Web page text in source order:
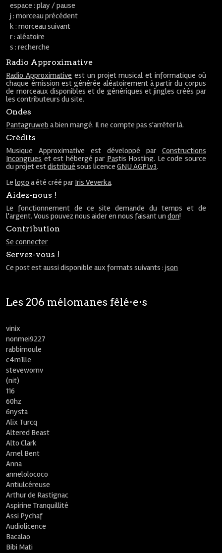
espace : play / pause
j : morceau précédent
k : morceau suivant
r : aléatoire
s : recherche
Radio Approximative
Radio Approximative est un projet musical et informatique où
chaque émission est générée aléatoirement à partir du corpus
de morceaux disponibles et de génériques et jingles créés par
les contributeurs du site.
Ondes
Pantagruweb a bien mangé. Il ne compte pas s'arrêter là.
Crédits
Musique Approximative est développé par Constructions
Incongrues et est hébergé par Pastis Hosting. Le code source
du projet estdistribué sous licenceGNU AGPLv3.
Lelogo a été créé par Iris Veverka.
Aidez-nous !
Le fonctionnement de ce site demande du temps et de
l'argent. Vous pouvez nous aider en nous faisant undon!
Contribution
Se connecter
Servez-vous !
Ce post est aussi disponible aux formats suivants :json
Les 206 mélomanes fêlé⋅e⋅s
vinix
nonmei9227
rabbimoule
c4m1lle
stevewornv
(nit)
116
60hz
6nysta
Alix Turcq
Altered Beast
Alto Clark
Amel Bent
Anna
annelolococo
Antiulcéreuse
Arthur de Rastignac
Aspirine Tranquillité
Assi Pychaf
Audiolicence
Bacalao
Bibi Mati